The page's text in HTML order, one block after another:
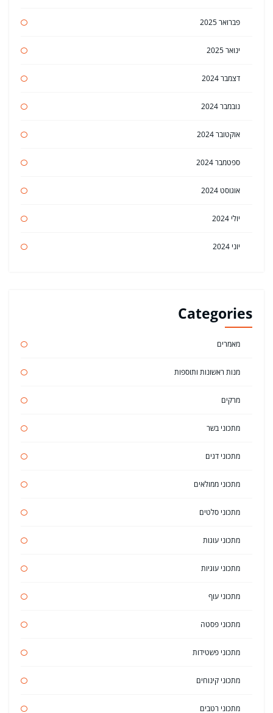
פברואר 2025
ינואר 2025
דצמבר 2024
נובמבר 2024
אוקטובר 2024
ספטמבר 2024
אוגוסט 2024
יולי 2024
יוני 2024
Categories
מאמרים
מנות ראשונות ותוספות
מרקים
מתכוני בשר
מתכוני דגים
מתכוני ממולאים
מתכוני סלטים
מתכוני עוגות
מתכוני עוגיות
מתכוני עוף
מתכוני פסטה
מתכוני פשטידות
מתכוני קינוחים
מתכוני רטבים